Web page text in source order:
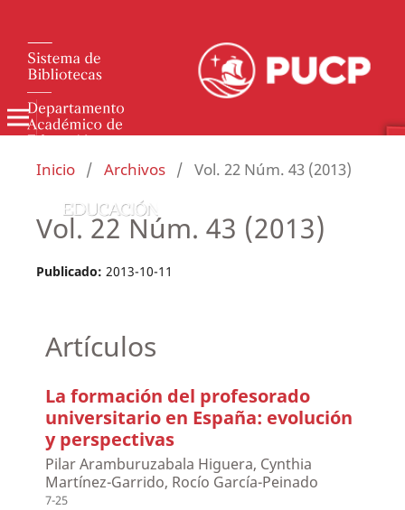
Inicio / Archivos / Vol. 22 Núm. 43 (2013)
Vol. 22 Núm. 43 (2013)
Publicado: 2013-10-11
Artículos
La formación del profesorado
universitario en España: evolución
y perspectivas
Pilar Aramburuzabala Higuera, Cynthia
Martínez-Garrido, Rocío García-Peinado
7-25